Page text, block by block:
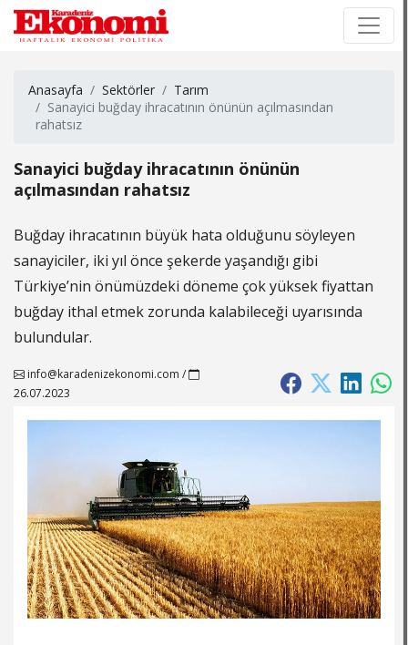
Anasayfa Sektörler
Tarım
Sanayici buğday ihracatının önünün açılmasından
rahatsız
Sanayici buğday ihracatının önünün
açılmasından rahatsız
Buğday ihracatının büyük hata olduğunu söyleyen
sanayiciler, iki yıl önce şekerde yaşandığı gibi
Türkiye’nin önümüzdeki döneme çok yüksek fiyattan
buğday ithal etmek zorunda kalabileceği uyarısında
bulundular.
info@karadenizekonomi.com /
26.07.2023
×
×